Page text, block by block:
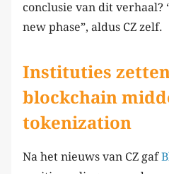
conclusie van dit verhaal?
new phase”, aldus CZ zelf.
Instituties
blockchain
tokenization
Na het nieuws van CZ gaf